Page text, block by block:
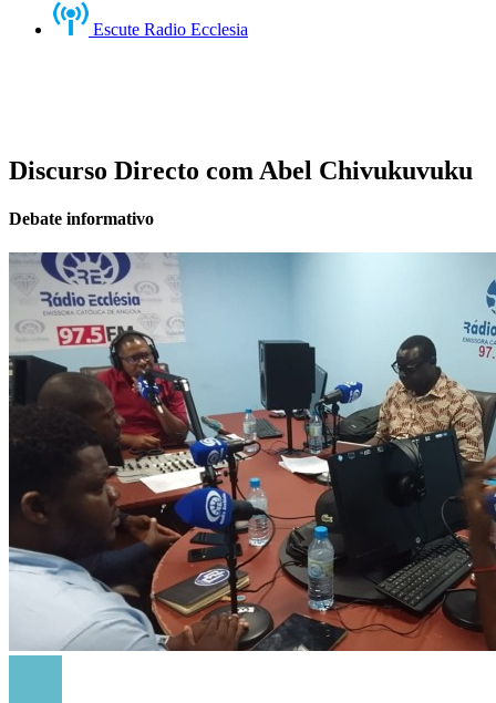
Escute Radio Ecclesia
Discurso Directo com Abel Chivukuvuku
Debate informativo